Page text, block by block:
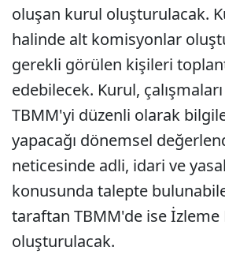
oluşan kurul oluşturulacak.
halinde alt komisyonlar
gerekli görülen kişileri
edebilecek. Kurul,
TBMM'yi düzenli olarak
yapacağı dönemsel
neticesinde adli, idari ve
konusunda talepte
taraftan TBMM'de ise İzleme
oluşturulacak.